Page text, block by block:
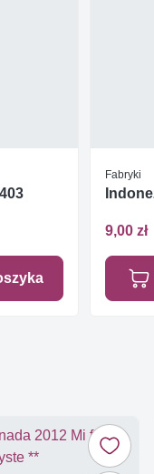
Fabryki
9,00 zł